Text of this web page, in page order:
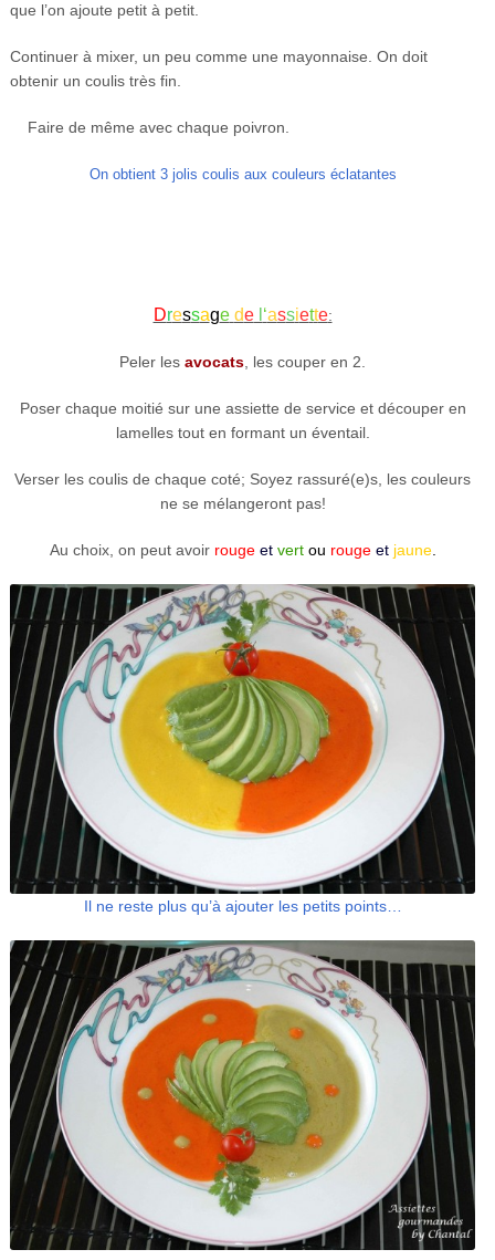
que l’on ajoute petit à petit.
Continuer à mixer, un peu comme une mayonnaise. On doit
obtenir un coulis très fin.
Faire de même avec chaque poivron.
On obtient 3 jolis coulis aux couleurs éclatantes
Dressage del ‘assiette:
Peler les avocats , les couper en 2.
Poser chaque moitié sur une assiette de service et découper en
lamelles tout en formant un éventail.
Verser les coulis de chaque coté; Soyez rassuré(e)s, les couleurs
ne se mélangeront pas!
Au choix, on peut avoir rouge etvert ou rougeetjaune.
Il ne reste plus qu’à ajouter les petits points…